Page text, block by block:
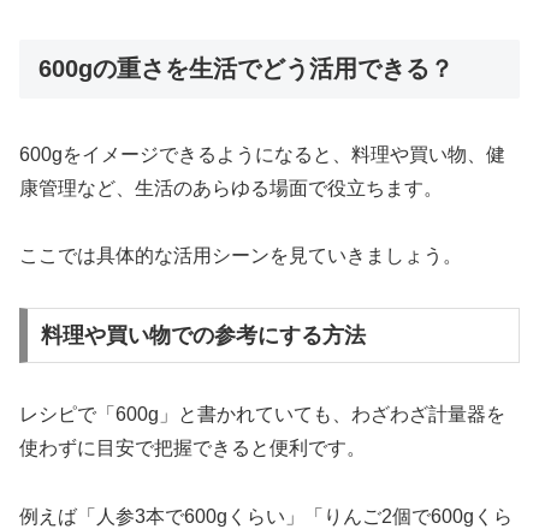
600gの重さを生活でどう活用できる？
600gをイメージできるようになると、料理や買い物、健
康管理など、生活のあらゆる場面で役立ちます。
ここでは具体的な活用シーンを見ていきましょう。
料理や買い物での参考にする方法
レシピで「600g」と書かれていても、わざわざ計量器を
使わずに目安で把握できると便利です。
例えば「人参3本で600gくらい」「りんご2個で600gくら